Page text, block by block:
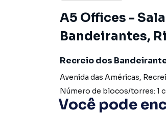
Você pode
A5 Offices -
Bandeirantes,
Recreio dos
Avenida das Américas,
Número de blocos/torres: 1